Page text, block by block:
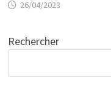
26/04/2023
Rechercher